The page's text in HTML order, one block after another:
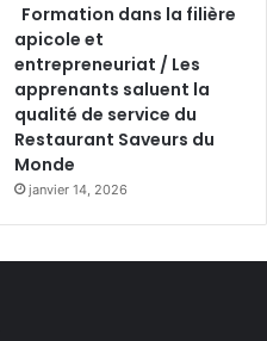
Formation dans la filière
apicole et
entrepreneuriat / Les
apprenants saluent la
qualité de service du
Restaurant Saveurs du
Monde
janvier 14, 2026